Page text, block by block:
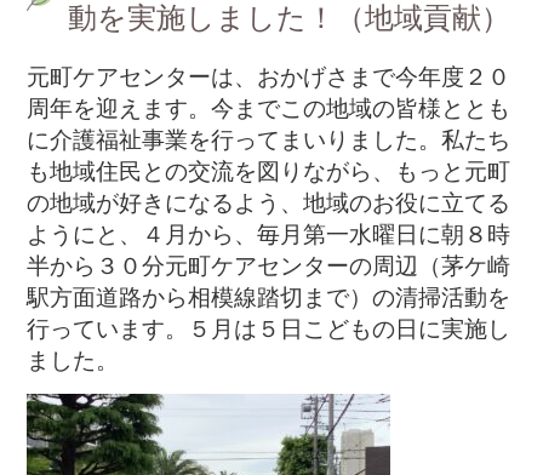
動を実施しました！（地域貢献）
元町ケアセンターは、おかげさまで今年度２０
周年を迎えます。今までこの地域の皆様ととも
に介護福祉事業を行ってまいりました。私たち
も地域住民との交流を図りながら、もっと元町
の地域が好きになるよう、地域のお役に立てる
ようにと、４月から、毎月第一水曜日に朝８時
半から３０分元町ケアセンターの周辺（茅ケ崎
駅方面道路から相模線踏切まで）の清掃活動を
行っています。５月は５日こどもの日に実施し
ました。